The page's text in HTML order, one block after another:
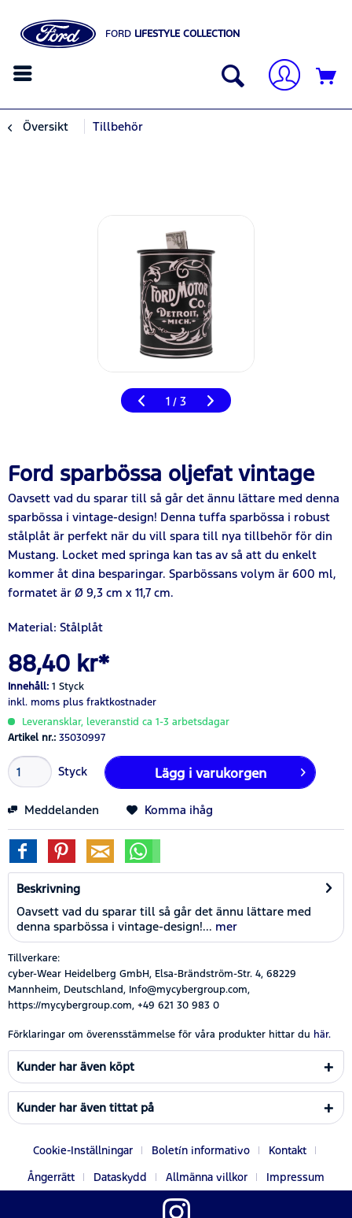
FORD LIFESTYLE COLLECTION
Översikt Tillbehör
1 / 3
Ford sparbössa oljefat vintage
Oavsett vad du sparar till så går det ännu lättare med denna
sparbössa i vintage-design! Denna tuffa sparbössa i robust
stålplåt är perfekt när du vill spara till nya tillbehör för din
Mustang. Locket med springa kan tas av så att du enkelt
kommer åt dina besparingar. Sparbössans volym är 600 ml,
formatet är Ø 9,3 cm x 11,7 cm.
Material: Stålplåt
88,40 kr*
Innehåll: 1 Styck
inkl. moms plus fraktkostnader
Leveransklar, leveranstid ca 1-3 arbetsdagar
Artikel nr.: 35030997
Styck Lägg i varukorgen
Meddelanden Komma ihåg
Beskrivning
Oavsett vad du sparar till så går det ännu lättare med
denna sparbössa i vintage-design!... mer
Tillverkare:
cyber-Wear Heidelberg GmbH, Elsa-Brändström-Str. 4, 68229
Mannheim, Deutschland, Info@mycybergroup.com,
https://mycybergroup.com, +49 621 30 983 0
Förklaringar om överensstämmelse för våra produkter hittar du här.
Kunder har även köpt
Kunder har även tittat på
Cookie-Inställningar Boletín informativo
Kontakt
Ångerrätt
Dataskydd Allmänna villkor Impressum